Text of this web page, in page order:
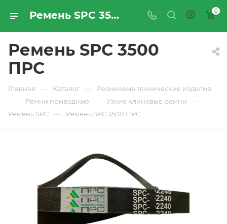
Ремень SPC 3500 ПРС - купить по цене производителя с доставкой по Москве и России | ПРОМРЕСУРССЕРВИС 0
Ремень SPC 3500
ПРС
Главная — Каталог — Резиновые технические изделия
— Ремни приводные — Узкие клиновые ремни —
Ремень SPC — Ремень SPC 3500 ПРС